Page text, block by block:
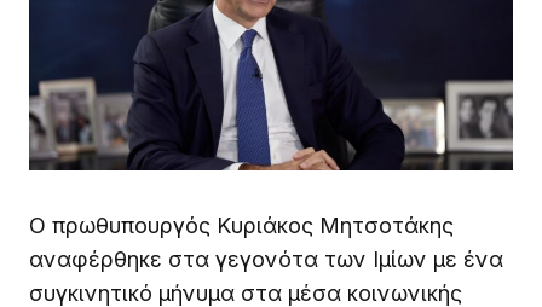
Ο πρωθυπουργός Κυριάκος Μητσοτάκης
αναφέρθηκε στα γεγονότα των Ιμίων με ένα
συγκινητικό μήνυμα στα μέσα κοινωνικής